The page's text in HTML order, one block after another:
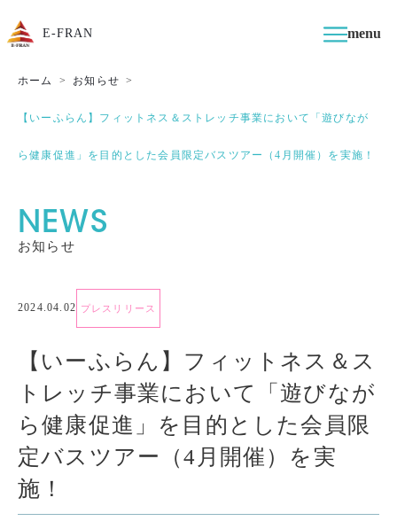
E-FRAN menu
ホーム お知らせ
【いーふらん】フィットネス＆ストレッチ事業において「遊びなが
ら健康促進」を目的とした会員限定バスツアー（4月開催）を実施！
NEWS
お知らせ
2024.04.02 プレスリリース
【いーふらん】フィットネス＆ス
トレッチ事業において「遊びなが
ら健康促進」を目的とした会員限
定バスツアー（4月開催）を実
施！